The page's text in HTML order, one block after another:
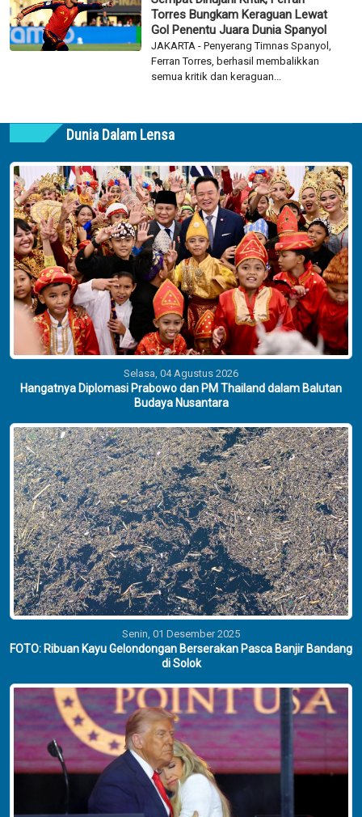
Torres Bungkam Keraguan Lewat
Gol Penentu Juara Dunia Spanyol
JAKARTA - Penyerang Timnas Spanyol,
Ferran Torres, berhasil membalikkan
semua kritik dan keraguan...
Dunia Dalam Lensa
Selasa, 04 Agustus 2026
Hangatnya Diplomasi Prabowo dan PM Thailand dalam Balutan
Budaya Nusantara
Senin, 01 Desember 2025
FOTO: Ribuan Kayu Gelondongan Berserakan Pasca Banjir Bandang
di Solok